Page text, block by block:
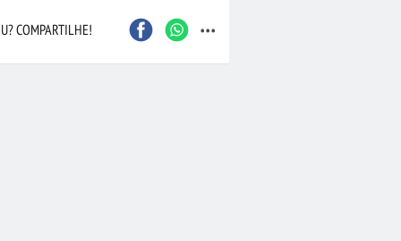
Caxias do Sul
COMPARTILHE! ...